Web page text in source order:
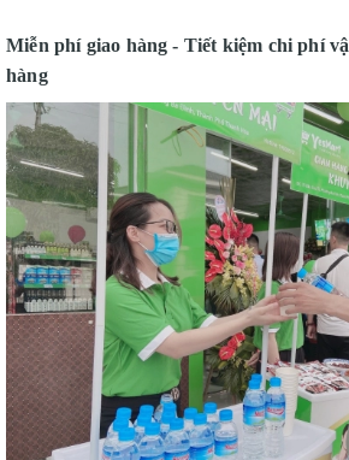
Miễn phí giao hàng - Tiết kiệm chi phí
hàng